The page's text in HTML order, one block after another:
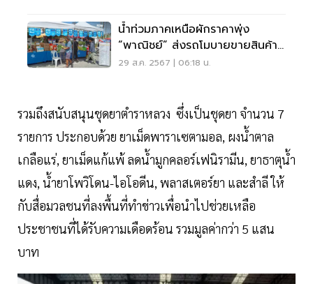
น้ำท่วมภาคเหนือผักราคาพุ่ง
“พาณิชย์” ส่งรถโมบายขายสินค้า
ถูกช่วยประชาชน
29 ส.ค. 2567 | 06:18 น.
รวมถึงสนับสนุนชุดยาตำราหลวง ซึ่งเป็นชุดยา จำนวน 7
รายการ ประกอบด้วย ยาเม็ดพาราเซตามอล, ผงน้ำตาล
เกลือแร่, ยาเม็ดแก้แพ้ ลดน้ำมูกคลอร์เฟนิรามีน, ยาธาตุน้ำ
แดง, น้ำยาโพวิโดน-ไอโอดีน, พลาสเตอร์ยา และสำลี ให้
กับสื่อมวลชนที่ลงพื้นที่ทำข่าวเพื่อนำไปช่วยเหลือ
ประชาชนที่ได้รับความเดือดร้อน รวมมูลค่ากว่า 5 แสน
บาท